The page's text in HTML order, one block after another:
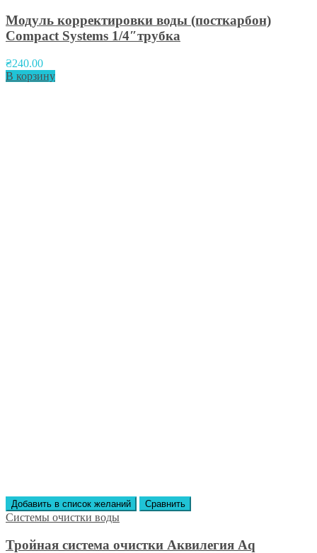
Модуль корректировки воды (посткарбон)
Compact Systems 1/4″трубка
₴240.00
В корзину
Добавить в список желаний Сравнить
Системы очистки воды
Тройная система очистки Аквилегия Aq